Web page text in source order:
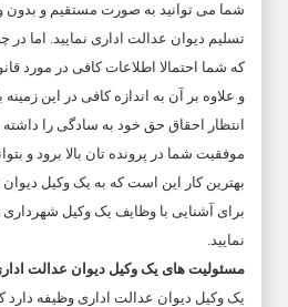
شما می توانید به صورت مستقیم و بدون
تسلیم دیوان عدالت اداری نمایید. اما در
که شما احتمالا اطلاعات کافی در مورد
و علاوه بر آن به اندازه کافی در این زمینه
انتظار احقاق حق خود به سادگی را داشته
موفقیت شما در پرونده تان بالا برود و
بهترین کار این است که به یک وکیل
برای آشنایی با وظایف یک وکیل شهرداری
نمایید.
مسئولیت های یک وکیل دیوان عدالت
یک وکیل دیوان عدالت اداری وظیفه دارد